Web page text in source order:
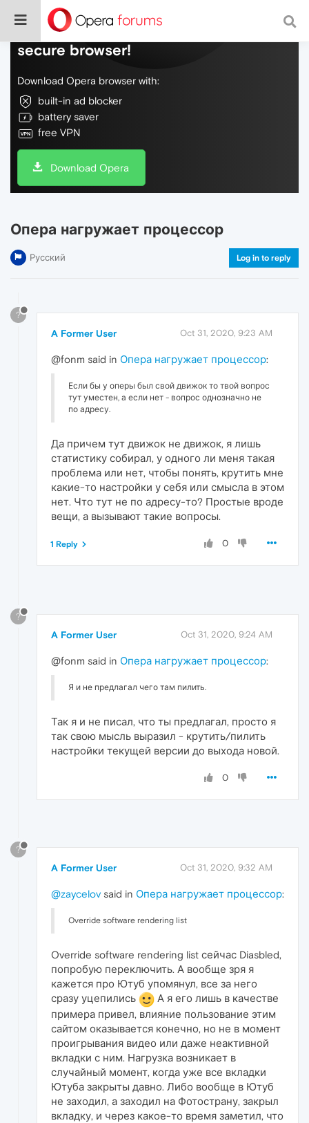
Do more on the web, with a fast and
secure browser!
Download Opera browser with:
built-in ad blocker
battery saver
free VPN
Download Opera
Опера нагружает процессор
Русский Log in to reply
?
A Former User Oct 31, 2020, 9:23 AM
@fonm said in Опера нагружает процессор:
Если бы у оперы был свой движок то твой вопрос
тут уместен, а если нет - вопрос однозначно не
по адресу.
Да причем тут движок не движок, я лишь
статистику собирал, у одного ли меня такая
проблема или нет, чтобы понять, крутить мне
какие-то настройки у себя или смысла в этом
нет. Что тут не по адресу-то? Простые вроде
вещи, а вызывают такие вопросы.
0
1 Reply
?
A Former User Oct 31, 2020, 9:24 AM
@fonm said in Опера нагружает процессор:
Я и не предлагал чего там пилить.
Так я и не писал, что ты предлагал, просто я
так свою мысль выразил - крутить/пилить
настройки текущей версии до выхода новой.
0
?
A Former User Oct 31, 2020, 9:32 AM
@zaycelov said in Опера нагружает процессор:
Override software rendering list
Override software rendering list сейчас Diasbled,
попробую переключить. А вообще зря я
кажется про Ютуб упомянул, все за него
сразу уцепились
А я его лишь в качестве
примера привел, влияние пользование этим
сайтом оказывается конечно, но не в момент
проигрывания видео или даже неактивной
вкладки с ним. Нагрузка возникает в
случайный момент, когда уже все вкладки
Ютуба закрыты давно. Либо вообще в Ютуб
не заходил, а заходил на Фотострану, закрыл
вкладку, и через какое-то время заметил, что